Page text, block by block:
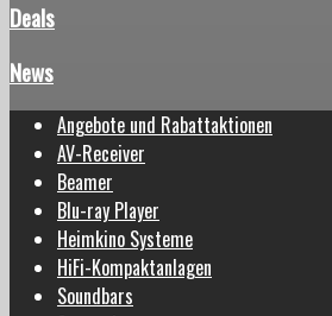
Deals
News
Angebote und Rabattaktionen
AV-Receiver
Beamer
Blu-ray Player
Heimkino Systeme
HiFi-Kompaktanlagen
Soundbars